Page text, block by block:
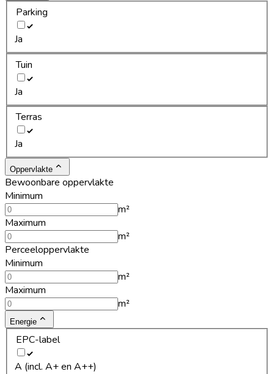
Parking
Ja
Tuin
Ja
Terras
Ja
Oppervlakte
Bewoonbare oppervlakte
Minimum
m²
Maximum
m²
Perceeloppervlakte
Minimum
m²
Maximum
m²
Energie
EPC-label
A (incl. A+ en A++)